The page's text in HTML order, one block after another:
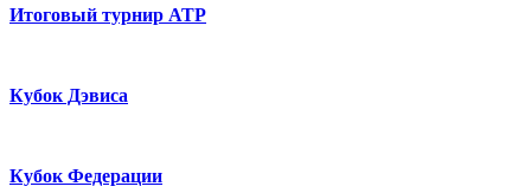
Итоговый турнир ATP
Кубок Дэвиса
Кубок Федерации